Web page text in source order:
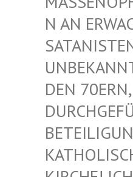
AN
ATANISTEN,
EN 70ERN, D